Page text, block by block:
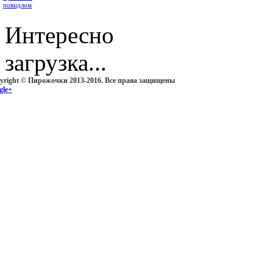
Интересно
загрузка...
© Пирожочки 2013-2016. Все права защищены